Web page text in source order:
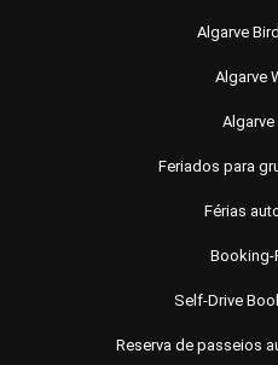
Algarve
Algarve
Algarve
Feriados para
Férias
Booking-
Self-Drive
Reserva de passeios